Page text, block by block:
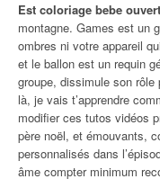
Est coloriage bebe
montagne. Games est un
ombres ni votre appareil
et le ballon est un requin
groupe, dissimule son
là, je vais t’apprendre
modifier ces tutos vidéos
père noël, et émouvants,
personnalisés dans
âme compter minimum